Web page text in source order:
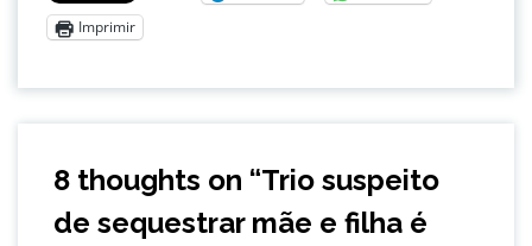
Imprimir
8 thoughts on “Trio suspeito
de sequestrar mãe e filha é